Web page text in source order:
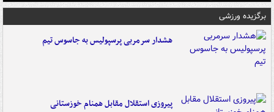
برگزیده ورزشی
هشدار سرمربی پرسپولیس به جاسوس تیم
پیروزی استقلال مقابل همنام خوزستانی